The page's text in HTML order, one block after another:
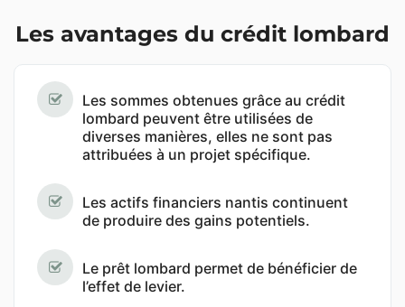
Les avantages du crédit lombard
Les sommes obtenues grâce au crédit
lombard peuvent être utilisées de
diverses manières, elles ne sont pas
attribuées à un projet spécifique.
Les actifs financiers nantis continuent
de produire des gains potentiels.
Le prêt lombard permet de bénéficier de
l’effet de levier.